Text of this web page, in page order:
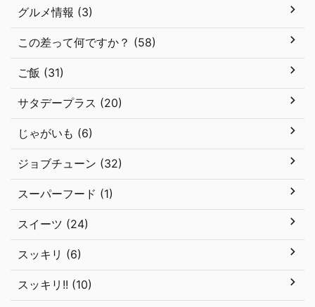
グルメ情報 (3)
この差って何ですか？ (58)
ご飯 (31)
サタデープラス (20)
じゃがいも (6)
ジョブチューン (32)
スーパーフード (1)
スイーツ (24)
スッキリ (6)
スッキリ!! (10)